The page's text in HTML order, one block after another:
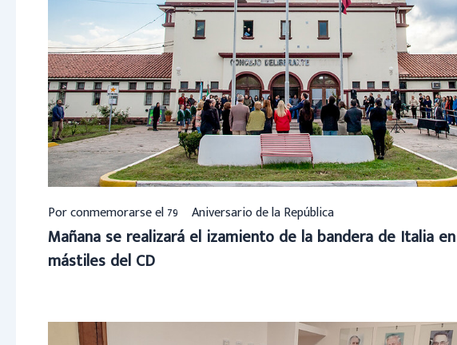
Por conmemorarse el 79º Aniversario de la República
Mañana se realizará el izamiento de la bandera de Italia
mástiles del CD